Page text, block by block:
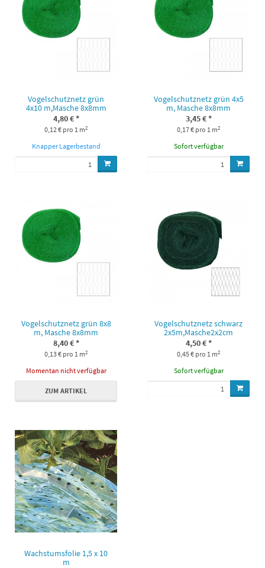
Vogelschutznetz grün
4x10 m,Masche 8x8mm
4,80 €*
0,12 € pro 1 m2
Knapper Lagerbestand
Vogelschutznetz grün 4x5
m, Masche 8x8mm
3,45 €*
0,17 € pro 1 m2
Sofort verfügbar
Vogelschutznetz grün 8x8
m, Masche 8x8mm
8,40 €*
0,13 € pro 1 m2
Momentan nicht verfügbar
ZUM ARTIKEL
Vogelschutznetz schwarz
2x5m,Masche2x2cm
4,50 €*
0,45 € pro 1 m2
Sofort verfügbar
Wachstumsfolie 1,5 x 10
m